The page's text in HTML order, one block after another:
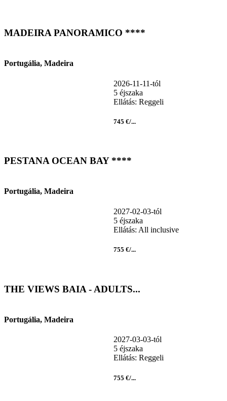
MADEIRA PANORAMICO ****
Portugália, Madeira
2026-11-11-tól
5 éjszaka
Ellátás: Reggeli
745 €/...
PESTANA OCEAN BAY ****
Portugália, Madeira
2027-02-03-tól
5 éjszaka
Ellátás: All inclusive
755 €/...
THE VIEWS BAIA - ADULTS...
Portugália, Madeira
2027-03-03-tól
5 éjszaka
Ellátás: Reggeli
755 €/...